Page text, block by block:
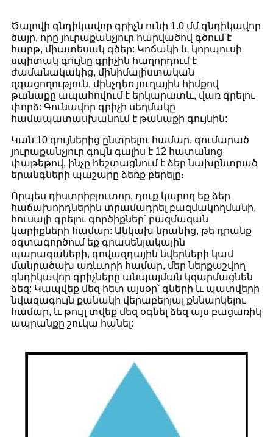
Ծալովի գնդիկավոր գրիչն ունի 1.0 մմ գնդիկավոր
ծայր, որը յուրաքանչյուր հարվածով գծում է
հարթ, միատեսակ գծեր: Կոճակի և կորպուսի
սպիտակ գույնը գրիչին հաղորդում է
ժամանակակից, մինիմալիստական ​​​​
զգացողություն, մինչդեռ յուղային հիմքով
թանաքը ապահովում է երկարատև, վառ գրելու
փորձ: Գունավոր գրիչի սեղմակը
համապատասխանում է թանաքի գույնին:
Կան 10 գույներից ընտրելու համար, գումարած
յուրաքանչյուր գույն գալիս է 12 հատանոց
փաթեթով, ինչը հեշտացնում է ձեր նախընտրած
երանգների պաշարը ձեռք բերելը։
Որպես դիստրիբյուտոր, դուք կարող եք ձեր
հաճախորդներին տրամադրել բազմակողմանի,
հուսալի գրելու գործիքներ՝ բազմազան
կարիքների համար: Անկախ նրանից, թե դրանք
օգտագործում եք գրասենյակային
պարագաների, գովազդային նվերների կամ
մանրածախ առևտրի համար, մեր ներքաշվող
գնդիկավոր գրիչները անպայման կզարմացնեն
ձեզ: Կապվեք մեզ հետ այսօր՝ գների և պատվերի
նվազագույն քանակի վերաբերյալ քննարկելու
համար, և թույլ տվեք մեզ օգնել ձեզ այս բացառիկ
ապրանքը շուկա հանել: